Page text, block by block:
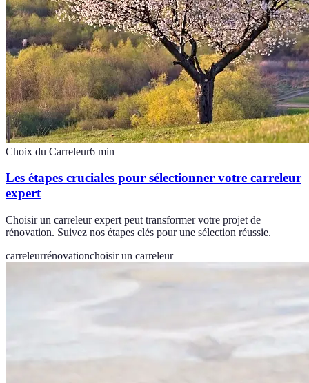
Choix du Carreleur6 min
Les étapes cruciales pour sélectionner votre carreleur
expert
Choisir un carreleur expert peut transformer votre projet de
rénovation. Suivez nos étapes clés pour une sélection réussie.
carreleurrénovationchoisir un carreleur